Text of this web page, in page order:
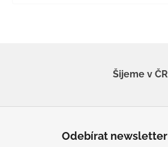
Šijeme v ČR
Odebírat newsletter